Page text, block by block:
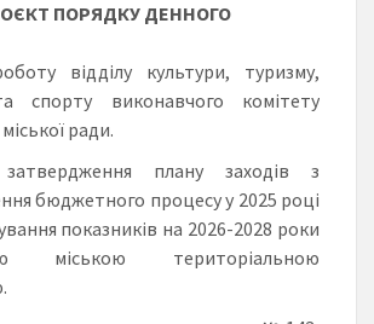
ПОРЯДКУ ДЕННОГО
відділу культури, туризму,
спорту виконавчого комітету
ради.
плану заходів з
бюджетного процесу у 2025 році
показників на 2026-2028 роки
міською територіальною